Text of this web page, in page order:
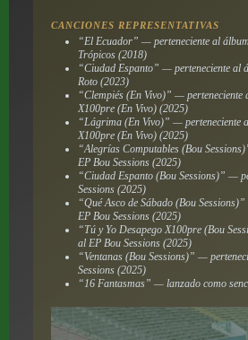
CANCIONES REPRESENTATIVAS
“El Ecuador” — perteneciente al álbum
Trópicos(2018)
“Ciudad Espanto” — perteneciente al
Roto(2023)
“Clempiés (En Vivo)” — perteneciente
X100pre (En Vivo)(2025)
“Lágrima (En Vivo)” — perteneciente
X100pre (En Vivo)(2025)
“Alegrías Computables (Bou
EP Bou Sessions(2025)
“Ciudad Espanto (Bou Sessions)” —
Sessions(2025)
“Qué Asco de Sábado (Bou
EP Bou Sessions(2025)
“Tú y Yo Desapego X100pre (Bou
al EP Bou Sessions(2025)
“Ventanas (Bou Sessions)” —
Sessions(2025)
“16 Fantasmas” — lanzado como